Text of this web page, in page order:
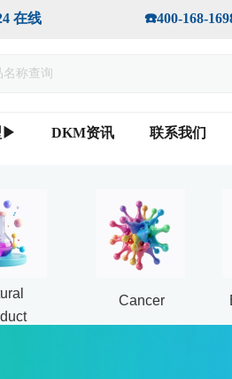
线                             ☎️400-168-
▶ DKM资讯 联系我们
Cancer